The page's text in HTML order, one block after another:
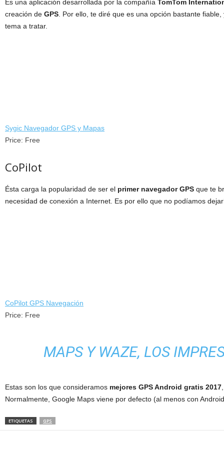
Es una aplicación desarrollada por la compañía TomTom
creación de GPS . Por ello, te diré que es una opción bastante
tema a tratar.
Sygic Navegador GPS y Mapas
Price: Free
CoPilot
Ésta carga la popularidad de ser el primer navegador GPS que te
necesidad de conexión a Internet. Es por ello que no podíamos
CoPilot GPS Navegación
Price: Free
MAPS Y WAZE, LOS
Estas son los que consideramos mejores GPS Android gratis 2017
Normalmente, Google Maps viene por defecto (al menos con
ETIQUETAS GPS